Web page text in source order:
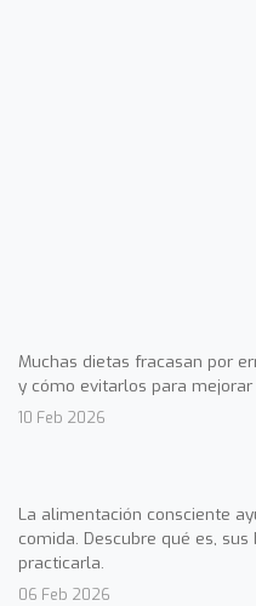
Muchas dietas fracasan por
y cómo evitarlos para
10 Feb 2026
La alimentación consciente
comida. Descubre qué es,
practicarla.
06 Feb 2026